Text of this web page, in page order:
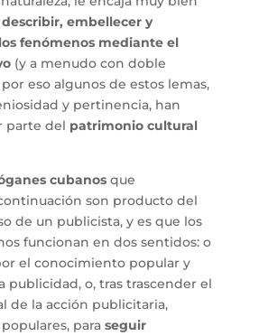
embellecer y
fenómenos mediante el
(y a menudo con doble
eso algunos de estos lemas,
y pertinencia, han
parte del patrimonio cultural
cubanosque
son producto del
de un publicista, y es que los
funcionan en dos sentidos: o
el conocimiento popular y
publicidad, o, tras trascender el
de la acción publicitaria,
para seguir